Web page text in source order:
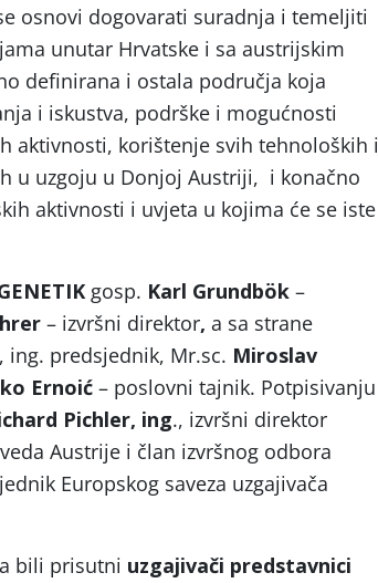
osnovi dogovarati suradnja i temeljiti
unutar Hrvatske i sa austrijskim
definirana i ostala područja koja
i iskustva, podrške i mogućnosti
aktivnosti, korištenje svih tehnoloških i
u uzgoju u Donjoj Austriji, i konačno
aktivnosti i uvjeta u kojima će se iste
gosp. Karl Grundbök –
– izvršni direktor, a sa strane
, ing. predsjednik, Mr.sc. Miroslav
Ernoić – poslovni tajnik. Potpisivanju
Pichler, ing., izvršni direktor
Austrije i član izvršnog odbora
Europskog saveza uzgajivača
bili prisutni uzgajivači predstavnici